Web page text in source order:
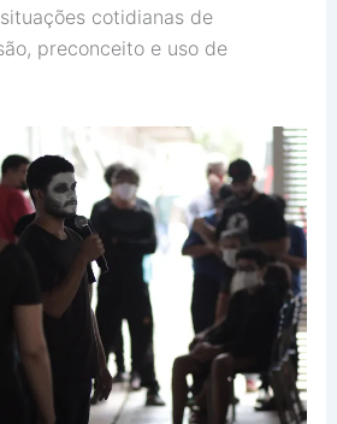
cotidianas de
preconceito e uso de